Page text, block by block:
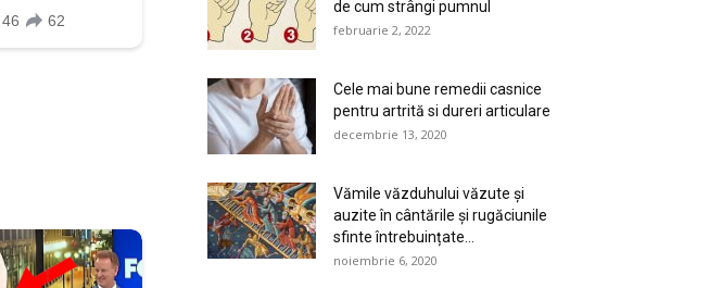
de cum strângi pumnul
februarie 2, 2022
Cele mai bune remedii casnice
pentru artrită si dureri articulare
decembrie 13, 2020
Vămile văzduhului văzute și
auzite în cântările și rugăciunile
sfinte întrebuințate...
noiembrie 6, 2020